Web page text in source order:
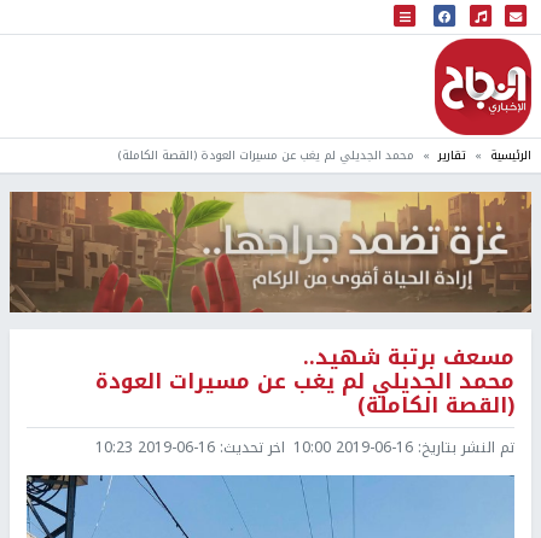
البث المباشر
إذاعة النجاح
الرئيسية تقارير محمد الجديلي لم يغب عن مسيرات العودة (القصة الكاملة)
مسعف برتبة شهيد..
محمد الجديلي لم يغب عن مسيرات العودة
(القصة الكاملة)
تم النشر بتاريخ: 2019-06-16 10:00 اخر تحديث: 2019-06-16 10:23